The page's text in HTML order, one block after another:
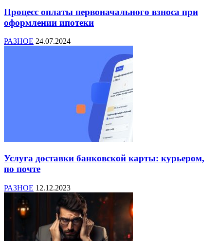
Процесс оплаты первоначального взноса при
оформлении ипотеки
РАЗНОЕ 24.07.2024
Услуга доставки банковской карты: курьером,
по почте
РАЗНОЕ 12.12.2023